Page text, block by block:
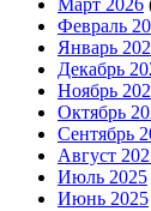
Март 2026
Февраль
Январь
Декабрь
Ноябрь
Октябрь
Сентябрь
Август
Июль 2025
Июнь 2025